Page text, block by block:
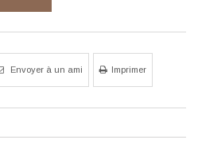
Envoyer à un ami Imprimer